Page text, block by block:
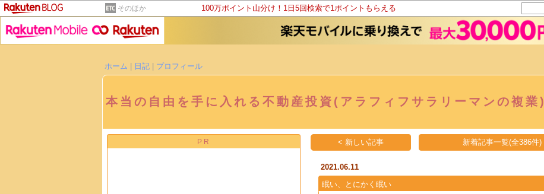
そのほか 100万ポイント山分け！1日5回検索で1ポイントもらえる
ホーム
日記 プロフィール
本当の自由を手に入れる不動産投資(アラフィフサラリーマンの複業)
PR < 新しい記事 新着記事一覧(全386件)
2021.06.11
眠い、とにかく眠い